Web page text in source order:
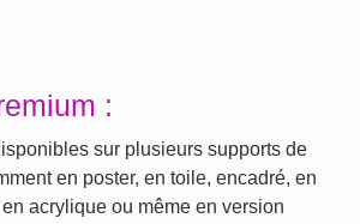
:
sur plusieurs supports de
en poster, en toile, encadré, en
acrylique ou même en version